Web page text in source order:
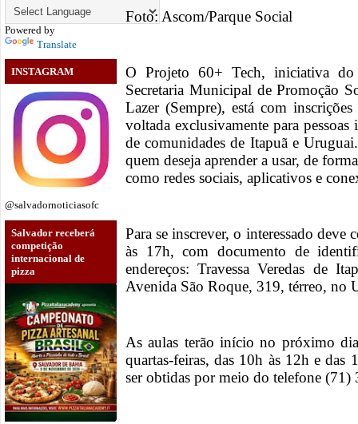
Powered by
Translate
INSTAGRAM
@salvadornoticiasofc
Salvador receberá
competição
internacional de
pizza
Foto: Ascom/Parque Social
O Projeto 60+ Tech, iniciativa
Secretaria Municipal de Promoção
Lazer (Sempre), está com
voltada exclusivamente para
de comunidades de Itapuã e
quem deseja aprender a usar, de
como redes sociais, aplicativos e
Para se inscrever, o interessado deve
às 17h, com documento de
endereços: Travessa Veredas de
Avenida São Roque, 319, térreo, no
As aulas terão início no próximo
quartas-feiras, das 10h às 12h e
ser obtidas por meio do telefone (71)